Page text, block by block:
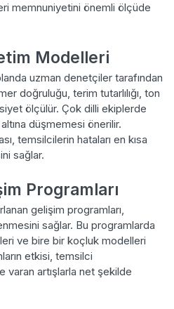
memnuniyetini önemli ölçüde
Modelleri
uzman denetçiler tarafından
doğruluğu, terim tutarlılığı, ton
ölçülür. Çok dilli ekiplerde
düşmemesi önerilir.
temsilcilerin hataları en kısa
sağlar.
Programları
gelişim programları,
sağlar. Bu programlarda
ve bire bir koçluk modelleri
etkisi, temsilci
varan artışlarla net şekilde